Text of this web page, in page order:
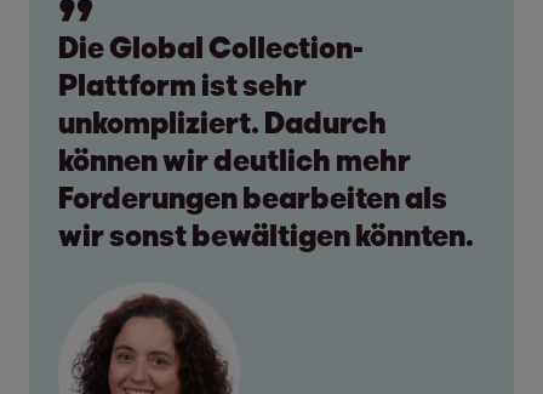
Die Global Collection-
Plattform ist sehr
unkompliziert. Dadurch
können wir deutlich mehr
Forderungen bearbeiten als
wir sonst bewältigen könnten.